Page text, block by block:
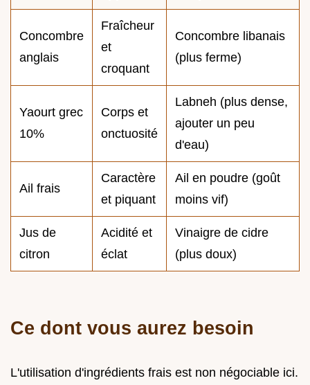
Concombre
anglais
Fraîcheur
et
croquant
Concombre libanais
(plus ferme)
Yaourt grec
10%
Corps et
onctuosité
Labneh (plus dense,
ajouter un peu
d'eau)
Ail frais
Caractère
et piquant
Ail en poudre (goût
moins vif)
Jus de
citron
Acidité et
éclat
Vinaigre de cidre
(plus doux)
Ce dont vous aurez besoin
L'utilisation d'ingrédients frais est non négociable ici.